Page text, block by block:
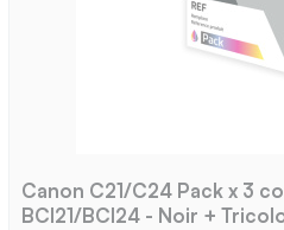
Canon C21/C24 Pack x 3
BCI21/BCI24 - Noir +